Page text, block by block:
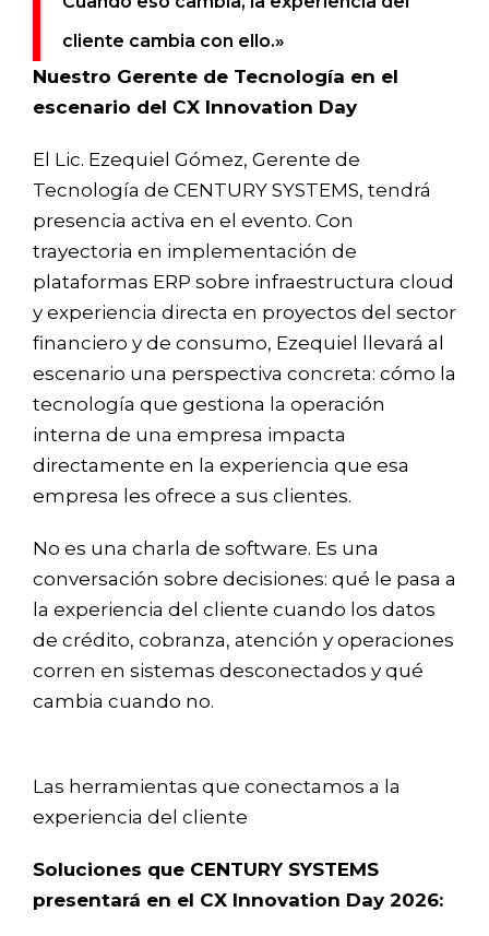
cliente cambia con ello.»
Nuestro Gerente de Tecnología en el
escenario del CX Innovation Day
El Lic. Ezequiel Gómez, Gerente de
Tecnología de CENTURY SYSTEMS, tendrá
presencia activa en el evento. Con
trayectoria en implementación de
plataformas ERP sobre infraestructura cloud
y experiencia directa en proyectos del sector
financiero y de consumo, Ezequiel llevará al
escenario una perspectiva concreta: cómo la
tecnología que gestiona la operación
interna de una empresa impacta
directamente en la experiencia que esa
empresa les ofrece a sus clientes.
No es una charla de software. Es una
conversación sobre decisiones: qué le pasa a
la experiencia del cliente cuando los datos
de crédito, cobranza, atención y operaciones
corren en sistemas desconectados y qué
cambia cuando no.
Las herramientas que conectamos a la
experiencia del cliente
Soluciones que CENTURY SYSTEMS
presentará en el CX Innovation Day 2026: